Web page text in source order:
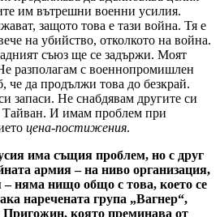
им вътрешни военни усилия.
защото това е тази война. Тя е
на убийство, отколкото на война.
съюз ще се задържи. Моят
разполагам с военнопромишлен
че да продължи това до безкрай.
запаси. Не снабдявам другите си
И имам проблем при
цена-постижения.
има същия проблем, но с друг
армия – на ниво организация,
– няма нищо общо с това, което се
наречената група „Вагнер“,
Пригожин, която преминава от